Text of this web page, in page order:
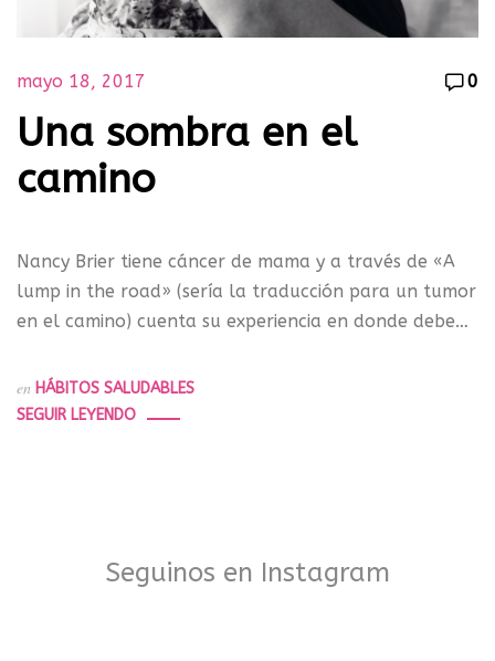
mayo 18, 2017 0
Una sombra en el
camino
Nancy Brier tiene cáncer de mama y a través de «A
lump in the road» (sería la traducción para un tumor
en el camino) cuenta su experiencia en donde debe…
en HÁBITOS SALUDABLES
SEGUIR LEYENDO
Seguinos en Instagram